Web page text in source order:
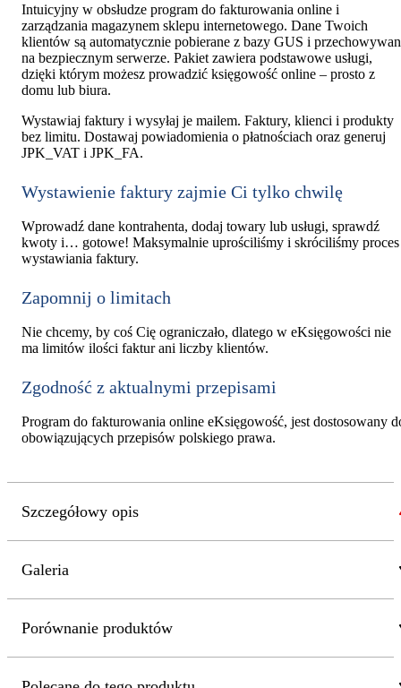
Intuicyjny w obsłudze program do fakturowania online i
zarządzania magazynem sklepu internetowego. Dane Twoich
klientów są automatycznie pobierane z bazy GUS i
na bezpiecznym serwerze. Pakiet zawiera podstawowe usługi,
dzięki którym możesz prowadzić księgowość online – prosto z
domu lub biura.
Wystawiaj faktury i wysyłaj je mailem. Faktury, klienci i produkty
bez limitu. Dostawaj powiadomienia o płatnościach oraz generuj
JPK_VAT i JPK_FA.
Wystawienie faktury zajmie Ci tylko chwilę
Wprowadź dane kontrahenta, dodaj towary lub usługi, sprawdź
kwoty i… gotowe! Maksymalnie uprościliśmy i skróciliśmy proces
wystawiania faktury.
Zapomnij o limitach
Nie chcemy, by coś Cię ograniczało, dlatego w eKsięgowości nie
ma limitów ilości faktur ani liczby klientów.
Zgodność z aktualnymi przepisami
Program do fakturowania online eKsięgowość, jest dostosowany
obowiązujących przepisów polskiego prawa.
Szczegółowy opis
Galeria
Porównanie produktów